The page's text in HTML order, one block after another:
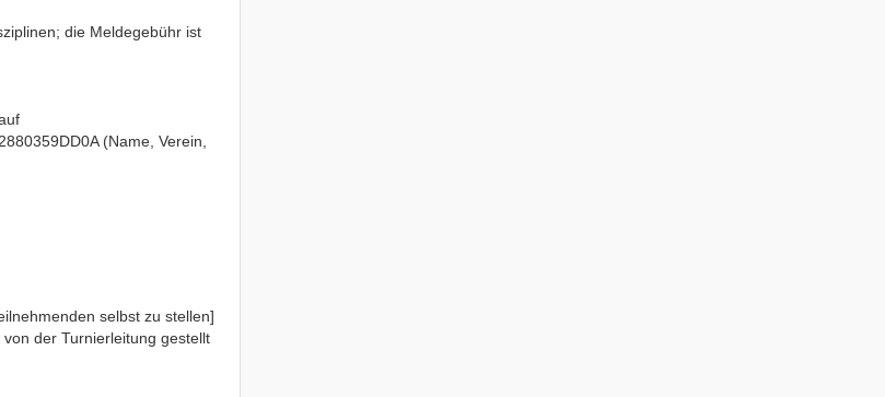
die Meldegebühr ist
(Name, Verein,
selbst zu stellen]
der Turnierleitung gestellt